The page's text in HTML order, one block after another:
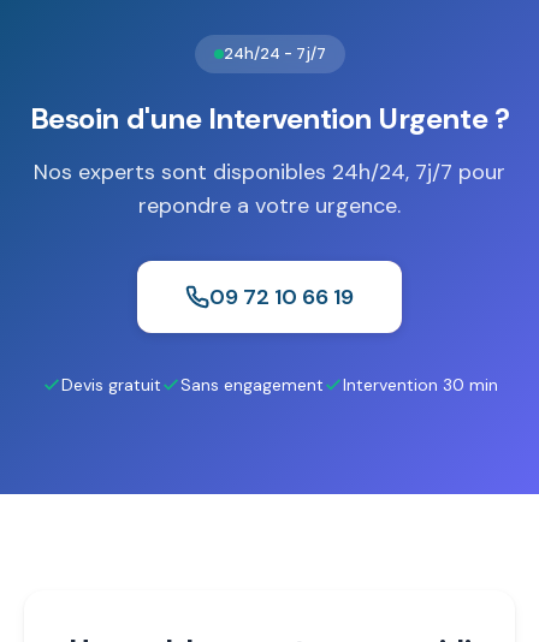
24h/24 - 7j/7
Besoin d'une Intervention Urgente ?
Nos experts sont disponibles 24h/24, 7j/7 pour
repondre a votre urgence.
09 72 10 66 19
Devis gratuit Sans engagement Intervention 30 min